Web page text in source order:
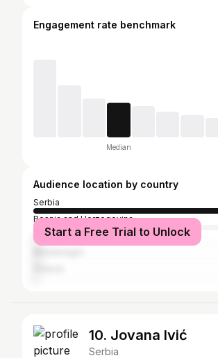
Engagement rate benchmark
Median
Audience location by country
Serbia
Bosnia and Herzegovina
Croatia
Start a Free Trial to Unlock
10. Jovana Ivić
Serbia